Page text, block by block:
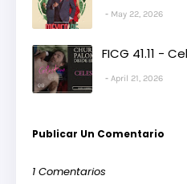
May 22, 2026
FICG 41.11 -
April 21, 2026
Publicar Un Comentario
1 Comentarios